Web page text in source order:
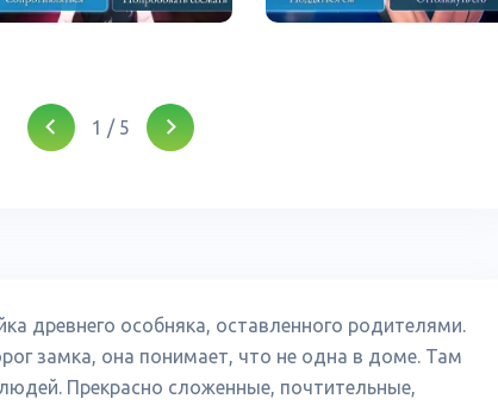
1 / 5
древнего особняка, оставленного родителями.
замка, она понимает, что не одна в доме. Там
Прекрасно сложенные, почтительные,